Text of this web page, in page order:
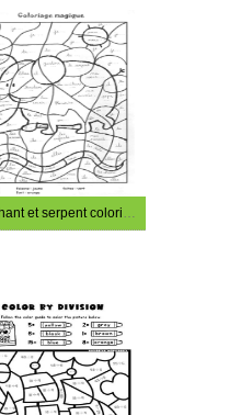
éléphant et serpent coloriage magique CM1